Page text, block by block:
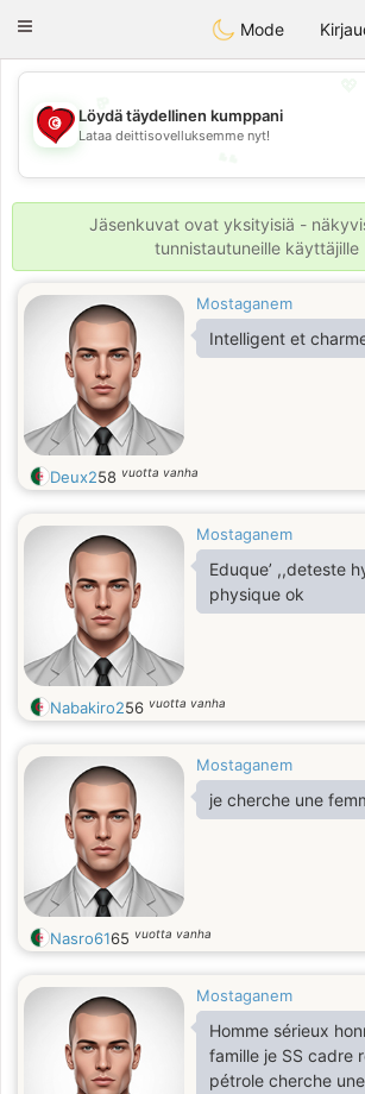
Tunisia Dating
Toggle
Mode
💖
Löydä täydellinen kumppani
Lataa deittisovelluksemme nyt!
Jäsenkuvat ovat yksityisiä -
tunnistautuneille käyttäjille
Mostaganem
Intelligent et
Deux258 vuotta vanha
Mostaganem
Eduque’ ,,deteste
physique ok
Nabakiro256 vuotta vanha
Mostaganem
je cherche une
Nasro6165 vuotta vanha
Mostaganem
Homme sérieux
famille je SS cadre
pétrole cherche